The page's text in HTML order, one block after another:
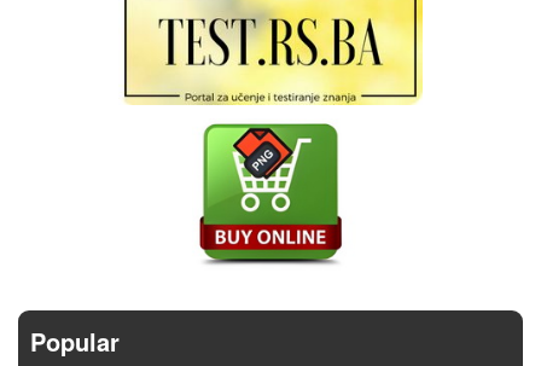
Popular